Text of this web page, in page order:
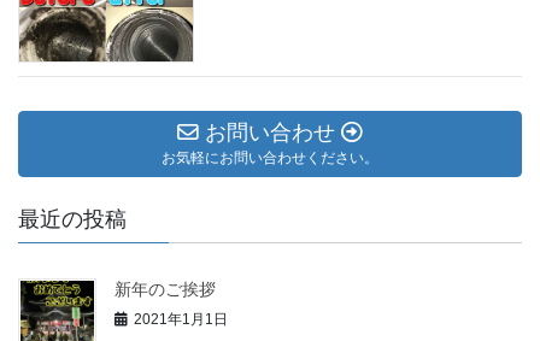
お問い合わせ
お気軽にお問い合わせください。
最近の投稿
新年のご挨拶
2021年1月1日